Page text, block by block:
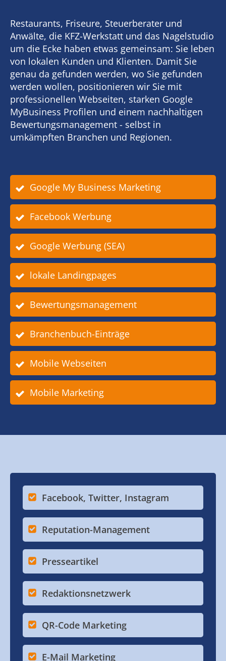
Restaurants, Friseure, Steuerberater und
Anwälte, die KFZ-Werkstatt und das Nagelstudio
um die Ecke haben etwas gemeinsam: Sie leben
von lokalen Kunden und Klienten. Damit Sie
genau da gefunden werden, wo Sie gefunden
werden wollen, positionieren wir Sie mit
professionellen Webseiten, starken Google
MyBusiness Profilen und einem nachhaltigen
Bewertungsmanagement - selbst in
umkämpften Branchen und Regionen.
Google My Business Marketing
Facebook Werbung
Google Werbung (SEA)
lokale Landingpages
Bewertungsmanagement
Branchenbuch-Einträge
Mobile Webseiten
Mobile Marketing
Facebook, Twitter, Instagram
Reputation-Management
Presseartikel
Redaktionsnetzwerk
QR-Code Marketing
E-Mail Marketing